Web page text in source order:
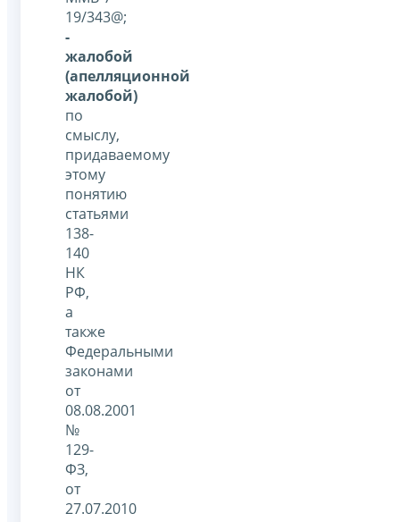
19/343@;
-
жалобой
(апелляционной
жалобой)
по
смыслу,
придаваемому
этому
понятию
статьями
138-
140
НК
РФ,
а
также
Федеральными
законами
от
08.08.2001
№
129-
ФЗ,
от
27.07.2010